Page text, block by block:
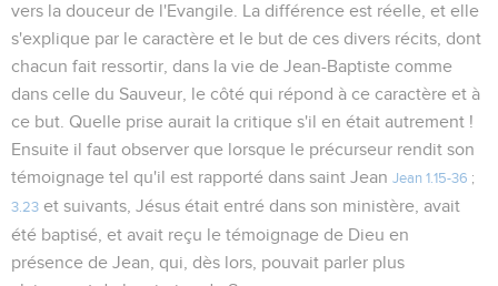
vers la douceur de l'Evangile. La différence est réelle, et elle
s'explique par le caractère et le but de ces divers récits, dont
chacun fait ressortir, dans la vie de Jean-Baptiste comme
dans celle du Sauveur, le côté qui répond à ce caractère et à
ce but. Quelle prise aurait la critique s'il en était autrement !
Ensuite il faut observer que lorsque le précurseur rendit son
témoignage tel qu'il est rapporté dans saint Jean Jean 1.15-36 ;
3.23 et suivants, Jésus était entré dans son ministère, avait
été baptisé, et avait reçu le témoignage de Dieu en
présence de Jean, qui, dès lors, pouvait parler plus